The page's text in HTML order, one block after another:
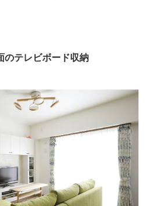
テレビボード収納